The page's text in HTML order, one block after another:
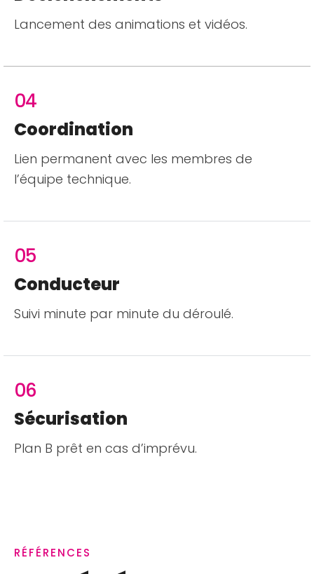
Lancement des animations et vidéos.
04
Coordination
Lien permanent avec les membres de
l’équipe technique.
05
Conducteur
Suivi minute par minute du déroulé.
06
Sécurisation
Plan B prêt en cas d’imprévu.
RÉFÉRENCES